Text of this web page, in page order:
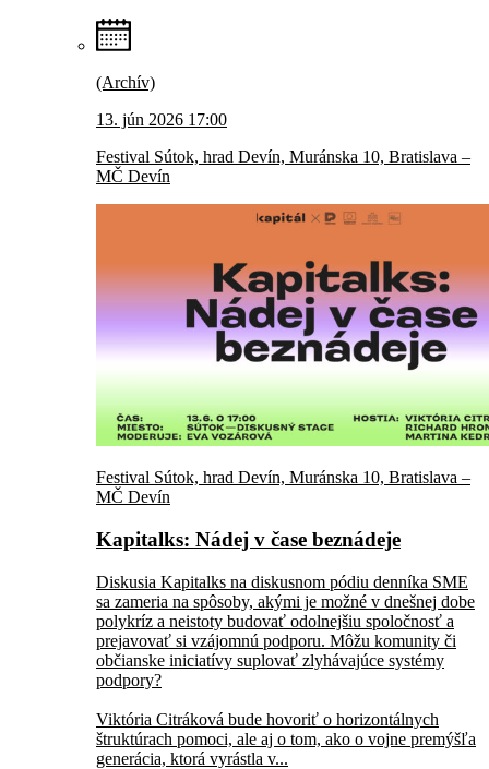
(Archív)
13. jún 2026 17:00
Festival Sútok, hrad Devín, Muránska 10, Bratislava –
MČ Devín
Festival Sútok, hrad Devín, Muránska 10, Bratislava –
MČ Devín
Kapitalks: Nádej v čase beznádeje
Diskusia Kapitalks na diskusnom pódiu denníka SME
sa zameria na spôsoby, akými je možné v dnešnej dobe
polykríz a neistoty budovať odolnejšiu spoločnosť a
prejavovať si vzájomnú podporu. Môžu komunity či
občianske iniciatívy suplovať zlyhávajúce systémy
podpory?
Viktória Citráková bude hovoriť o horizontálnych
štruktúrach pomoci, ale aj o tom, ako o vojne premýšľa
generácia, ktorá vyrástla v...